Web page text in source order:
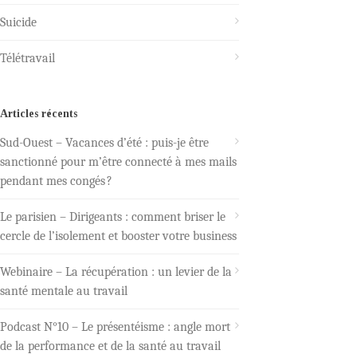
Suicide
Télétravail
Articles récents
Sud-Ouest – Vacances d’été : puis-je être
sanctionné pour m’être connecté à mes mails
pendant mes congés ?
Le parisien – Dirigeants : comment briser le
cercle de l’isolement et booster votre business
Webinaire – La récupération : un levier de la
santé mentale au travail
Podcast N°10 – Le présentéisme : angle mort
de la performance et de la santé au travail